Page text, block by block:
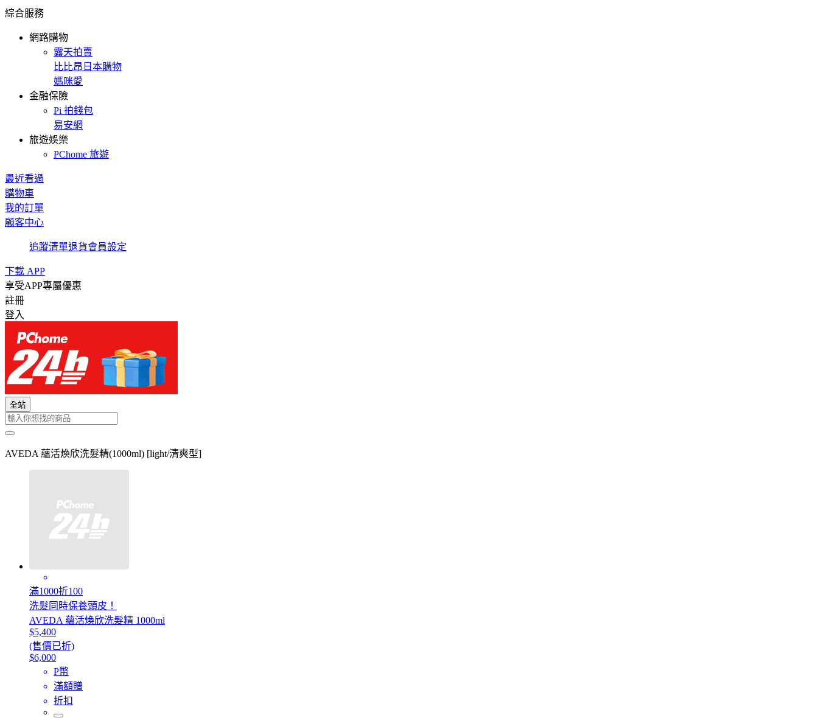
綜合服務
網路購物
露天拍賣
比比昂日本購物
媽咪愛
金融保險
Pi 拍錢包
易安網
旅遊娛樂
PChome 旅遊
最近看過
購物車
我的訂單
顧客中心
追蹤清單退貨會員設定
下載 APP
享受APP專屬優惠
註冊
登入
全站
AVEDA 蘊活煥欣洗髮精(1000ml) [light/清爽型]
滿1000折100
洗髮同時保養頭皮！
AVEDA 蘊活煥欣洗髮精 1000ml
$5,400
(售價已折)
$6,000
P幣
滿額贈
折扣